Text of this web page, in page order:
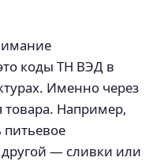
коды ТН ВЭД в
Именно через
товара. Например,
— сливки или